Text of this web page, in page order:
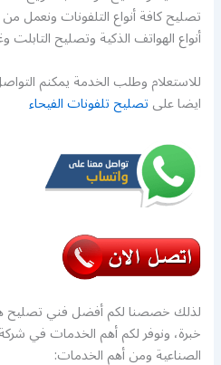
تصليح كافة أنواع التلفونات ونعمل
أنواع الهواتف الذكية وتصليح التابلت
للاستعلام وطلب الخدمة يمكنم
ايضا علىتصليح تلفونات الفيحاء
لذلك خصصنا لكم أفضل فني تصليح
خبرة، ونوفر لكم أهم الخدمات في
الصناعية ومن أهم الخدمات: